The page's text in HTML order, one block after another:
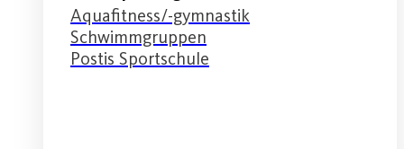
Aquafitness/-gymnastik
Schwimmgruppen
Postis Sportschule